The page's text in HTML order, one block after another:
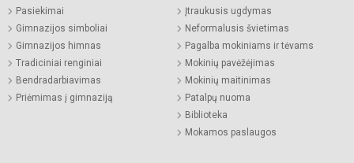
Pasiekimai
Gimnazijos simboliai
Gimnazijos himnas
Tradiciniai renginiai
Bendradarbiavimas
Priėmimas į gimnaziją
Įtraukusis ugdymas
Neformalusis švietimas
Pagalba mokiniams ir tėvams
Mokinių pavėžėjimas
Mokinių maitinimas
Patalpų nuoma
Biblioteka
Mokamos paslaugos